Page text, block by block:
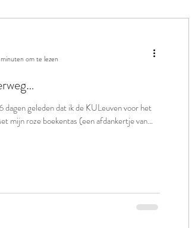
om te lezen
geleden dat ik de KULeuven voor het
mijn roze boekentas (een afdankertje van